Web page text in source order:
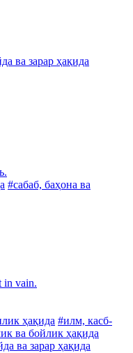
ва зарар ҳақида
#сабаб, баҳона ва
in vain.
ҳақида #илм, касб-
ва бойлик ҳақида
ва зарар ҳақида